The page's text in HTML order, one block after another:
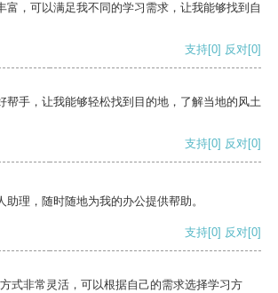
富，可以满足我不同的学习需求，让我能够找到自
支持[0] 反对[0]
帮手，让我能够轻松找到目的地，了解当地的风土
支持[0] 反对[0]
助理，随时随地为我的办公提供帮助。
支持[0] 反对[0]
式非常灵活，可以根据自己的需求选择学习方